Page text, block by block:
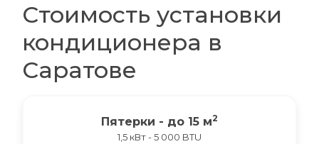
Стоимость установки
кондиционера в
Саратове
Пятерки - до 15 м2
1,5 кВт - 5 000 BTU